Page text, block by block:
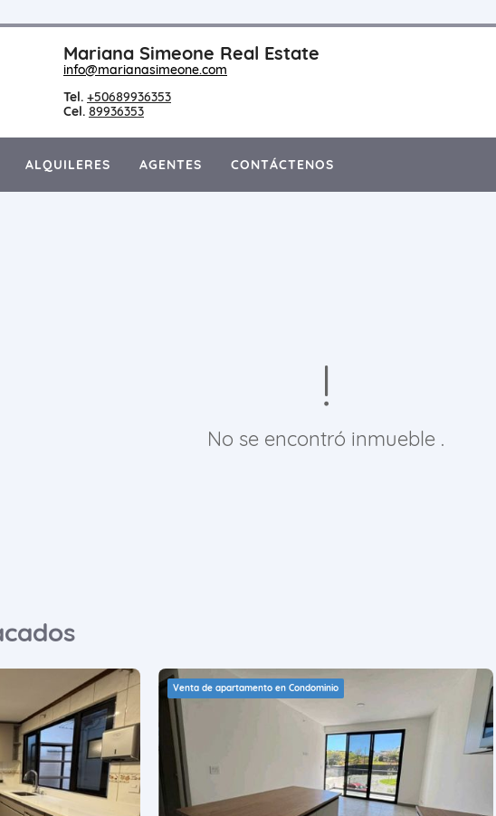
Mariana Simeone Real Estate
info@marianasimeone.com
Tel. +50689936353
Cel. 89936353
ALQUILERES AGENTES CONTÁCTENOS
No se encontró inmueble .
Venta de apartamento en Condominio